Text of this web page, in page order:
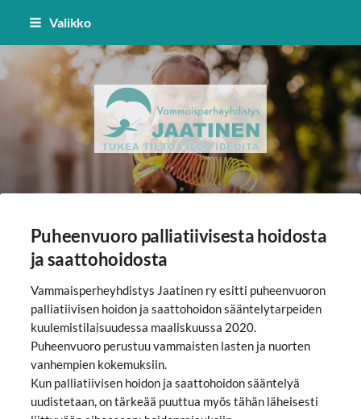
Siirry
Valikko
Vammaisperheyhdistys
Puheenvuoro palliatiivisesta hoidosta
ja saattohoidosta
Vammaisperheyhdistys Jaatinen ry esitti puheenvuoron
palliatiivisen hoidon ja saattohoidon sääntelytarpeiden
kuulemistilaisuudessa maaliskuussa 2020.
Puheenvuoro perustuu vammaisten lasten ja nuorten
vanhempien kokemuksiin.
Kun palliatiivisen hoidon ja saattohoidon sääntelyä
uudistetaan, on tärkeää puuttua myös tähän läheisesti